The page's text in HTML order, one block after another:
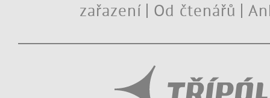
zařazení
Od čtenářů